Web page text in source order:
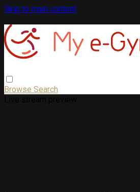
Skip to main content
Browse Search